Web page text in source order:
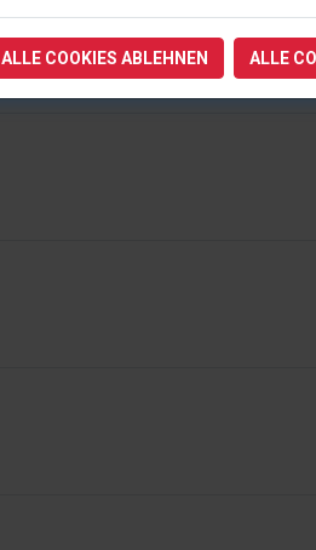
ALLE COOKIES ABLEHNEN ALLE